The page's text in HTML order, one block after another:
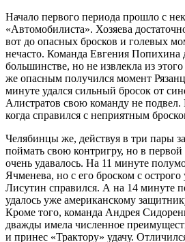
Начало первого периода прошло с
«Автомобилиста». Хозяева
вот до опасных бросков и голевых
нечасто. Команда Евгения Попихина
большинстве, но не извлекла из
же опасным получился момент
минуте удался сильный бросок от
Алистратов свою команду не
когда справился с неприятным
Челябинцы же, действуя в три пары
поймать свою контригру, но в
очень удавалось. На 11 минуте
Ячменева, но с его броском с острого
Лисутин справился. А на 14 минуте
удалось уже американскому
Кроме того, команда Андрея
дважды имела численное
и принес «Трактору» удачу.